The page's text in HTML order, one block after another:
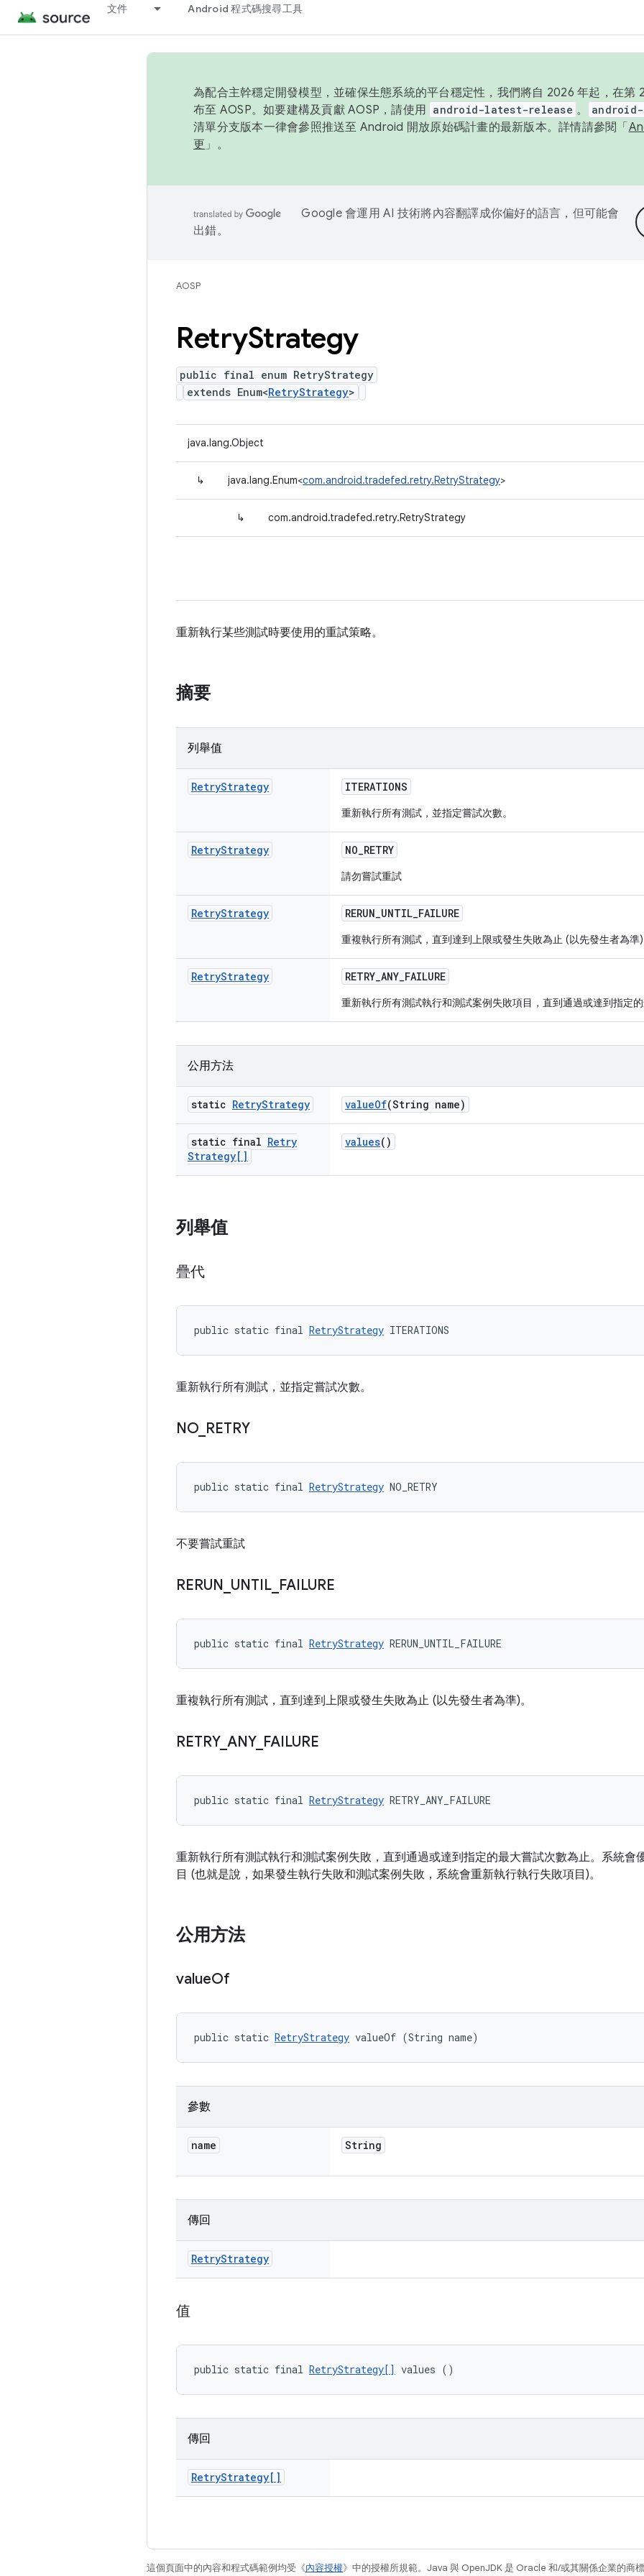
文件 Android 程式碼搜尋工具
為配合主幹穩定開發模型，並確保生態系統的平台穩定性，我們將自 2026 年起，在第
布至 AOSP。如要建構及貢獻 AOSP，請使用 android-latest-release 。
清單分支版本一律會參照推送至 Android 開放原始碼計畫的最新版本。詳情請參閱「
更 」。
Google 會運用 AI 技術將內容翻譯成你偏好的語言，但可能會
出錯。
AOSP
RetryStrategy
public final enum RetryStrategy
extends Enum<RetryStrategy>
java.lang.Object
↳ java.lang.Enum<com.android.tradefed.retry.RetryStrategy>
↳ com.android.tradefed.retry.RetryStrategy
重新執行某些測試時要使用的重試策略。
摘要
列舉值
RetryStrategy ITERATIONS
重新執行所有測試，並指定嘗試次數。
RetryStrategy NO_RETRY
請勿嘗試重試
RetryStrategy RERUN_UNTIL_FAILURE
重複執行所有測試，直到達到上限或發生失敗為止 (以先發生者為
RetryStrategy RETRY_ANY_FAILURE
重新執行所有測試執行和測試案例失敗項目，直到通過或達到指定
公用方法
static RetryStrategy valueOf(String name)
static final Retry
Strategy[]
values()
列舉值
疊代
public static final RetryStrategy ITERATIONS
重新執行所有測試，並指定嘗試次數。
NO RETRY
public static final RetryStrategy NO_RETRY
不要嘗試重試
RERUN UNTIL FAILURE
public static final RetryStrategy RERUN_UNTIL_FAILURE
重複執行所有測試，直到達到上限或發生失敗為止 (以先發生者為準)。
RETRY_ ANY_ FAILURE
public static final RetryStrategy RETRY_ANY_FAILURE
重新執行所有測試執行和測試案例失敗，直到通過或達到指定的最大嘗試次數為止。系統會
目 (也就是說，如果發生執行失敗和測試案例失敗，系統會重新執行執行失敗項目)。
公用方法
valueOf
public static RetryStrategy valueOf (String name)
參數
name String
傳回
RetryStrategy
值
public static final RetryStrategy[] values ()
傳回
RetryStrategy[]
這個頁面中的內容和程式碼範例均受《內容授權》中的授權所規範。Java 與 OpenJDK 是 Oracle 和/或其關係企業的商